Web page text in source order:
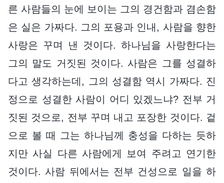
른 사람들의 눈에 보이는 그의 경건함과 겸손함
은 실은 가짜다. 그의 포용과 인내, 사람을 향한
사랑은 꾸며 낸 것이다. 하나님을 사랑한다는
그의 말도 거짓된 것이다. 사람은 그를 성결하
다고 생각하는데, 그의 성결함 역시 가짜다. 진
정으로 성결한 사람이 어디 있겠느냐? 전부 거
짓된 것으로, 전부 꾸며 내고 포장한 것이다. 겉
으로 볼 때 그는 하나님께 충성을 다하는 듯하
지만 사실 다른 사람에게 보여 주려고 연기한
것이다. 사람 뒤에서는 전부 건성으로 일을 하